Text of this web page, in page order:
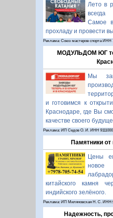
Лето в
Самое
прохладу и провести
Реклама: Союз мастеров спорта ИНН
МОДУЛЬДОМ ЮГ
Мы
и готовимся к
Краснодаре, где Вы
качестве своего
Реклама: ИП Седов О. И. ИНН
Памятники от
Цены
китайского камня
индийского зелёного.
Реклама: ИП Миляновская Н. С.
Надежность,